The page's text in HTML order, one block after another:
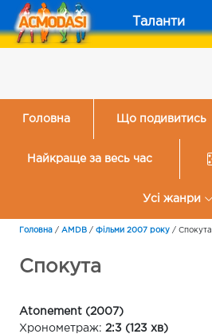
Таланти
Головна Що подивитись
Найкраще за весь час
Усі жанри
Головна / AMDB / Фільми 2007 року / Спокута
Спокута
Atonement (2007)
Хронометраж: 2:3 (123 хв)